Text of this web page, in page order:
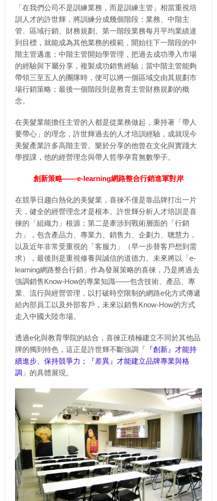
「在我們公司不是訓練業務，而是訓練主管」相當重視培
訓人才的許世輝，將訓練分成幾個階段：業務、中階主
管、區域行銷、財務規劃。第一階段業務每月平均業績達
到目標，就能成為其他業務的模範，開始往下一階段的中
階主管邁進；中階主管開始學管理，把過去成功導入市場
的經驗與下屬分享，複製成功銷售經驗；當中階主管能夠
帶領三至五人的團隊時，便可以將一個區域交由其規劃市
場行銷策略；最後一個階段則是教育主管財務規劃的概
念。
在美髮業能擔任主管的人都是從業務做起，秉持著「帶人
要帶心」的理念，許世輝過去的人才培訓經驗，成就現今
美髮產業許多高階主管。樂於分享的他曾在文化與實踐大
學授課，他的經營理念與帶人哲學孕育無數學子。
創新策略——e-learning網路整合行銷進軍對岸
在競爭日趨白熱化的美髮業，喜徠不僅是靠品牌打出一片
天，健全的經營理念才是根本。許世輝分析人才培訓是喜
徠的「組織力」根源；第二是牽涉到戰術層面的「行銷
力」，包含產品力、專業力、銷售力、企劃力、聰慧力，
以及近年非常受重視的「客服力」（早一步替客戶想到需
求），最後則是重視修養與誠信的道德力。未來將以「e-
learning網路整合行銷」作為發展策略的喜徠，乃是將過去
強調銷售Know-How的專業知識——包含技術、產品、專
業、流行與經營管理，以打破時空限制的網路e化方式傳遞
給內部員工以及外部客戶，未來以銷售Know-How的方式
走入中國大陸市場。
透過e化與教育學院的結合，喜徠正積極建立不同於其他品
牌的獨到特色，這正是許世輝不斷強調 「『創新』才能持
續進步、保持競爭力；『差異』才能建立品牌專業與格
調 」的具體展現。